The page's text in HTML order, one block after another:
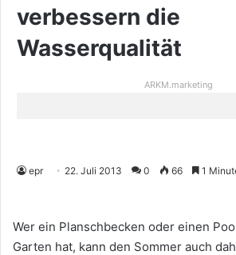
verbessern die
Wasserqualität
ARKM.marketing
epr 22. Juli 2013 0 66 1
Wer ein Planschbecken oder einen
Garten hat, kann den Sommer auch